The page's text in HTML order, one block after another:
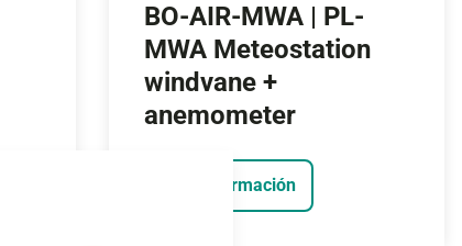
BO-AIR-MWA | PL-
MWA Meteostation
windvane +
anemometer
Más información